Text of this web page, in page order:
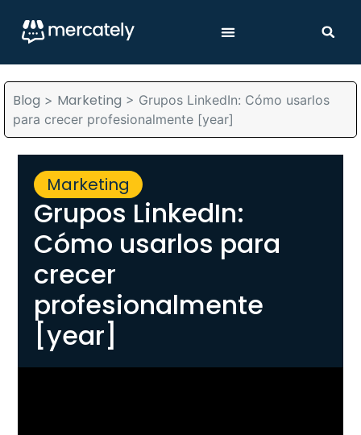
Blog > Marketing > Grupos LinkedIn: Cómo usarlos
para crecer profesionalmente [year]
Marketing
Grupos LinkedIn:
Cómo usarlos para
crecer
profesionalmente
[year]